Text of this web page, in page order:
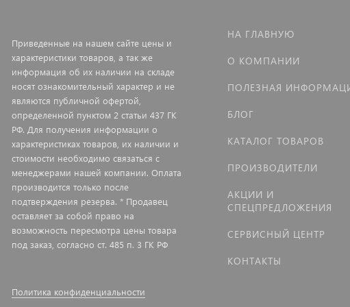
Приведенные на нашем сайте цены и
характеристики товаров, а так же
информация об их наличии на складе
носят ознакомительный характер и не
являются публичной офертой,
определенной пунктом 2 статьи 437 ГК
РФ. Для получения информации о
характеристиках товаров, их наличии и
стоимости необходимо связаться с
менеджерами нашей компании. Оплата
производится только после
подтверждения резерва. * Продавец
оставляет за собой право на
возможность пересмотра цены товара
под заказ, согласно ст. 485 п. 3 ГК РФ
Политика конфиденциальности
НА ГЛАВНУЮ
О КОМПАНИИ
ПОЛЕЗНАЯ
БЛОГ
КАТАЛОГ ТОВАРОВ
ПРОИЗВОДИТЕЛИ
АКЦИИ И
СПЕЦПРЕДЛОЖЕНИЯ
СЕРВИСНЫЙ ЦЕНТР
КОНТАКТЫ